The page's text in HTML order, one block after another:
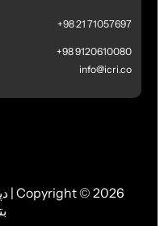
71057697 21 98+
9120610080 98+
info@icri.co